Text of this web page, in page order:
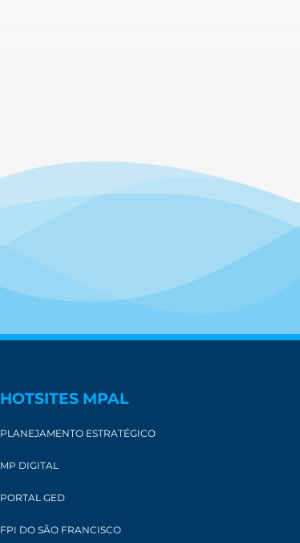
HOTSITES MPAL
PLANEJAMENTO ESTRATÉGICO
MP DIGITAL
PORTAL GED
FPI DO SÃO FRANCISCO